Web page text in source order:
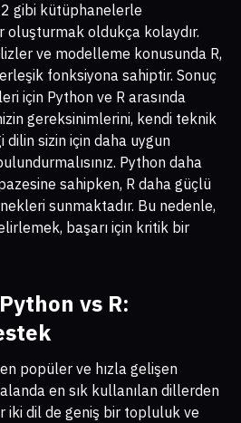
gibi kütüphanelerle
oldukça kolaydır.
ve modelleme konusunda R,
fonksiyona sahiptir. Sonuç
için Python ve R arasında
gereksinimlerini, kendi teknik
sizin için daha uygun
Python daha
sahipken, R daha güçlü
sunmaktadır. Bu nedenle,
başarı için kritik bir
vs R:
popüler ve hızla gelişen
en sık kullanılan dillerden
iki dil de geniş bir topluluk ve